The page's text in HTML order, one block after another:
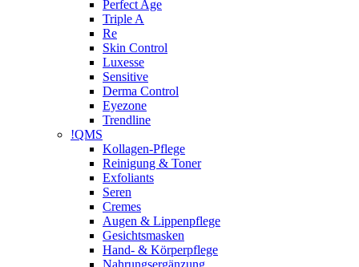
Perfect Age
Triple A
Re
Skin Control
Luxesse
Sensitive
Derma Control
Eyezone
Trendline
!QMS
Kollagen-Pflege
Reinigung & Toner
Exfoliants
Seren
Cremes
Augen & Lippenpflege
Gesichtsmasken
Hand- & Körperpflege
Nahrungsergänzung